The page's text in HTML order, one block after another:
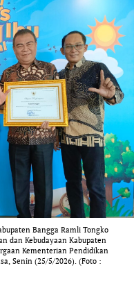
Bangga Ramli Tongko
dan Kebudayaan Kabupaten
Kementerian Pendidikan
Senin (25/5/2026). (Foto :